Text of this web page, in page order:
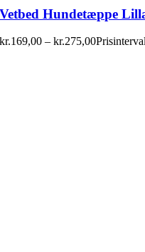
Vetbed Hundetæppe
kr.169,00 – kr.275,00